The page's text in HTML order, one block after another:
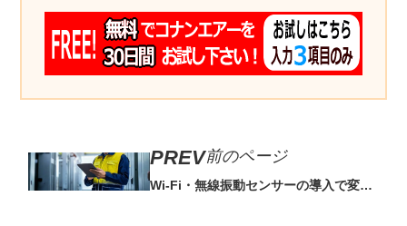
前のページ
Wi-Fi・無線振動センサーの導入で変わ